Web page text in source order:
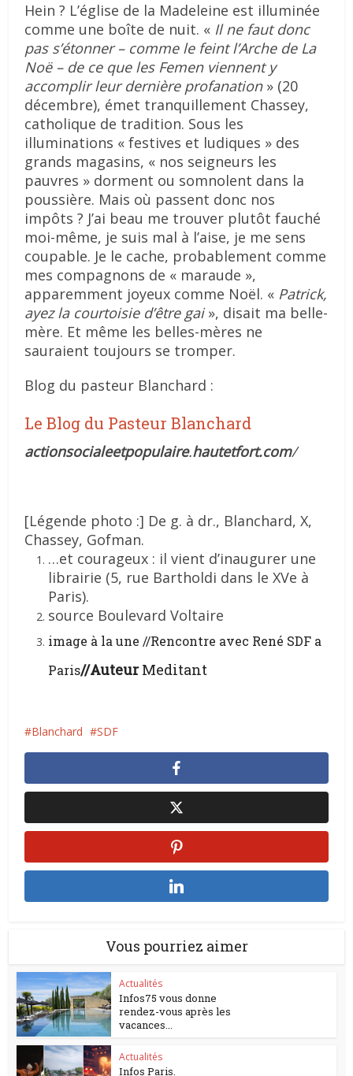
Hein ? L’église de la Madeleine est illuminée
comme une boîte de nuit. « Il ne faut donc
pas s’étonner – comme le feint l’Arche de La
Noë – de ce que les Femen viennent y
accomplir leur dernière profanation» (20
décembre), émet tranquillement Chassey,
catholique de tradition. Sous les
illuminations « festives et ludiques » des
grands magasins, « nos seigneurs les
pauvres » dorment ou somnolent dans la
poussière. Mais où passent donc nos
impôts ? J’ai beau me trouver plutôt fauché
moi-même, je suis mal à l’aise, je me sens
coupable. Je le cache, probablement comme
mes compagnons de « maraude »,
apparemment joyeux comme Noël. « Patrick,
ayez la courtoisie d’être gai», disait ma belle-
mère. Et même les belles-mères ne
sauraient toujours se tromper.
Blog du pasteur Blanchard :
Le Blog du Pasteur Blanchard
actionsocialeetpopulaire.hautetfort.com/
[Légende photo :] De g. à dr., Blanchard, X,
Chassey, Gofman.
…et courageux : il vient d’inaugurer une
librairie (5, rue Bartholdi dans le XVe à
Paris).
source Boulevard Voltaire
image à la une //Rencontre avec René SDF a
Paris//AuteurMeditant
Blanchard SDF
Vous pourriez aimer
Actualités
Infos75 vous donne
rendez-vous après les
vacances...
Actualités
Infos Paris.